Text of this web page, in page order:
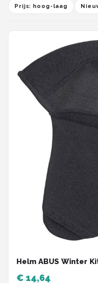
Prijs: hoog-laag
Helm ABUS Winter
€ 14,64